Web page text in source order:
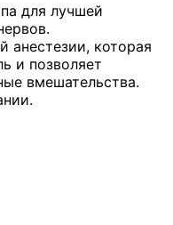
для лучшей
анестезии, которая
и позволяет
вмешательства.